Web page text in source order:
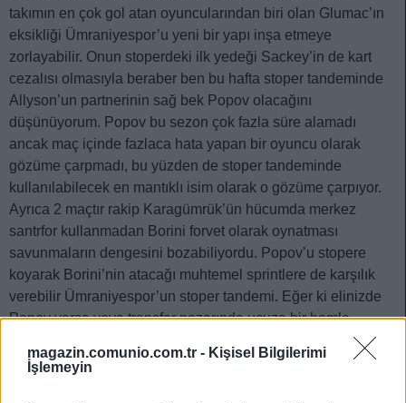
magazin.comunio.com.tr - Kişisel Bilgilerimi
İşlemeyin
takımın en çok gol atan oyuncularından biri olan Glumac’ın
eksikliği Ümraniyespor’u yeni bir yapı inşa etmeye
zorlayabilir. Onun stoperdeki ilk yedeği Sackey’in de kart
cezalısı olmasıyla beraber ben bu hafta stoper tandeminde
Allyson’un partnerinin sağ bek Popov olacağını
düşünüyorum. Popov bu sezon çok fazla süre alamadı
ancak maç içinde fazlaca hata yapan bir oyuncu olarak
gözüme çarpmadı, bu yüzden de stoper tandeminde
kullanılabilecek en mantıklı isim olarak o gözüme çarpıyor.
Ayrıca 2 maçtır rakip Karagümrük’ün hücumda merkez
santrfor kullanmadan Borini forvet olarak oynatması
savunmaların dengesini bozabiliyordu. Popov’u stopere
koyarak Borini’nin atacağı muhtemel sprintlere de karşılık
verebilir Ümraniyespor’un stoper tandemi. Eğer ki elinizde
Popov varsa veya transfer pazarında ucuza bir hamle
yapmak istiyorsanız bu hafta Popov’u deneyebilirsiniz.
ROBİN YALÇIN – CHARILAOS CHARISIS